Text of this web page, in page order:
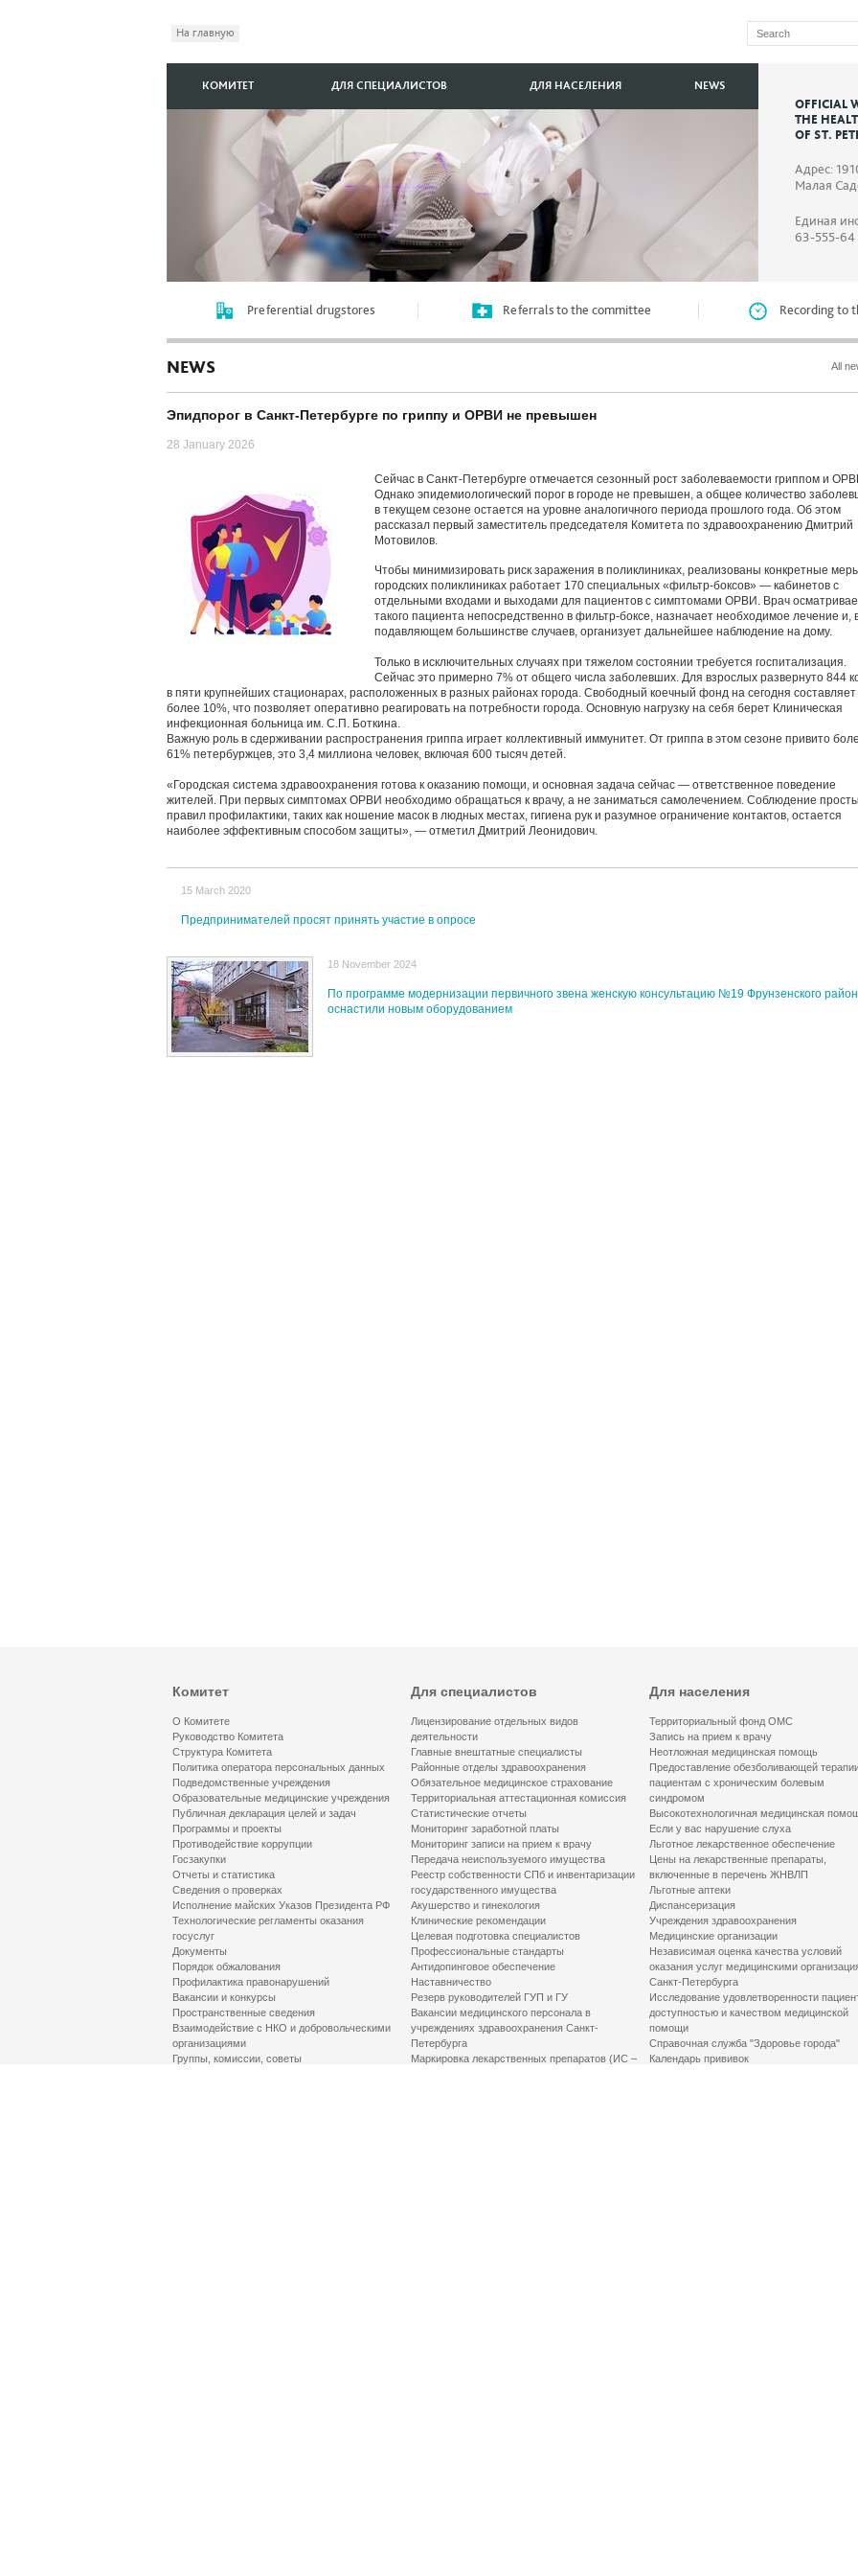
На главную
OFFICIAL
THE
OF ST.
Адрес:
Малая
Единая
63-555-64
КОМИТЕТ ДЛЯ СПЕЦИАЛИСТОВ ДЛЯ НАСЕЛЕНИЯ NEWS
Preferential drugstores Referrals to the committee Recording to
NEWS All
Эпидпорог в Санкт-Петербурге по гриппу и ОРВИ не превышен
28 January 2026
Сейчас в Санкт-Петербурге отмечается сезонный рост заболеваемости гриппом и
Однако эпидемиологический порог в городе не превышен, а общее количество
в текущем сезоне остается на уровне аналогичного периода прошлого года. Об этом
рассказал первый заместитель председателя Комитета по здравоохранению Дмитрий
Мотовилов.
Чтобы минимизировать риск заражения в поликлиниках, реализованы конкретные
городских поликлиниках работает 170 специальных «фильтр-боксов» — кабинетов с
отдельными входами и выходами для пациентов с симптомами ОРВИ. Врач
такого пациента непосредственно в фильтр-боксе, назначает необходимое лечение и,
подавляющем большинстве случаев, организует дальнейшее наблюдение на дому.
Только в исключительных случаях при тяжелом состоянии требуется госпитализация.
Сейчас это примерно 7% от общего числа заболевших. Для взрослых развернуто 844
в пяти крупнейших стационарах, расположенных в разных районах города. Свободный коечный фонд на сегодня составляет
более 10%, что позволяет оперативно реагировать на потребности города. Основную нагрузку на себя берет Клиническая
инфекционная больница им. С.П. Боткина.
Важную роль в сдерживании распространения гриппа играет коллективный иммунитет. От гриппа в этом сезоне привито
61% петербуржцев, это 3,4 миллиона человек, включая 600 тысяч детей.
«Городская система здравоохранения готова к оказанию помощи, и основная задача сейчас — ответственное поведение
жителей. При первых симптомах ОРВИ необходимо обращаться к врачу, а не заниматься самолечением. Соблюдение
правил профилактики, таких как ношение масок в людных местах, гигиена рук и разумное ограничение контактов, остается
наиболее эффективным способом защиты», — отметил Дмитрий Леонидович.
15 March 2020
Предпринимателей просят принять участие в опросе
18 November 2024
По программе модернизации первичного звена женскую консультацию №19 Фрунзенского
оснастили новым оборудованием
Комитет
О Комитете
Руководство Комитета
Структура Комитета
Политика оператора персональных данных
Подведомственные учреждения
Образовательные медицинские учреждения
Публичная декларация целей и задач
Программы и проекты
Противодействие коррупции
Госзакупки
Отчеты и статистика
Сведения о проверках
Исполнение майских Указов Президента РФ
Технологические регламенты оказания
госуслуг
Документы
Порядок обжалования
Профилактика правонарушений
Вакансии и конкурсы
Пространственные сведения
Взаимодействие с НКО и добровольческими
организациями
Группы, комиссии, советы
Для специалистов
Лицензирование отдельных видов
деятельности
Главные внештатные специалисты
Районные отделы здравоохранения
Обязательное медицинское страхование
Территориальная аттестационная комиссия
Статистические отчеты
Мониторинг заработной платы
Мониторинг записи на прием к врачу
Передача неиспользуемого имущества
Реестр собственности СПб и инвентаризации
государственного имущества
Акушерство и гинекология
Клинические рекомендации
Целевая подготовка специалистов
Профессиональные стандарты
Антидопинговое обеспечение
Наставничество
Резерв руководителей ГУП и ГУ
Вакансии медицинского персонала в
учреждениях здравоохранения Санкт-
Петербурга
Маркировка лекарственных препаратов (ИС –
Для населения
Территориальный фонд ОМС
Запись на прием к врачу
Неотложная медицинская помощь
Предоставление обезболивающей
пациентам с хроническим болевым
синдромом
Высокотехнологичная медицинская
Если у вас нарушение слуха
Льготное лекарственное обеспечение
Цены на лекарственные препараты,
включенные в перечень ЖНВЛП
Льготные аптеки
Диспансеризация
Учреждения здравоохранения
Медицинские организации
Независимая оценка качества условий
оказания услуг медицинскими
Санкт-Петербурга
Исследование удовлетворенности
доступностью и качеством медицинской
помощи
Справочная служба "Здоровье города"
Календарь прививок